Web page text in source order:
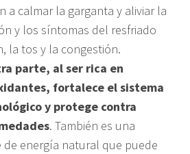
a calmar la garganta y aliviar la
y los síntomas del resfriado
la tos y la congestión.
parte, al ser rica en
fortalece el sistema
y protege contra
. También es una
de energía natural que puede